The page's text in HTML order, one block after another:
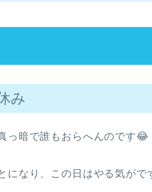
み
っ暗で誰もおらへんのです😂
になり、この日はやる気がで